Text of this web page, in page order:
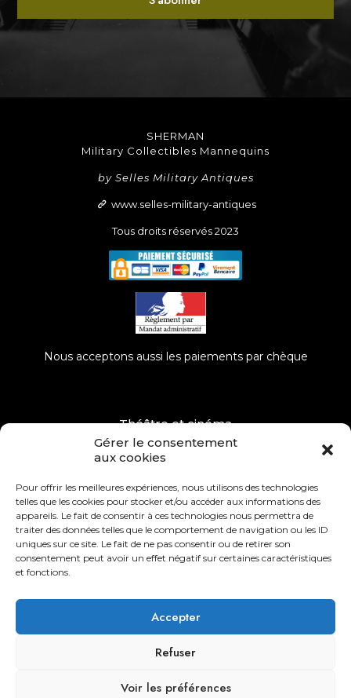
Gérer le consentement
aux cookies
Pour offrir les meilleures expériences, nous utilisons des technologies
telles que les cookies pour stocker et/ou accéder aux informations des
appareils. Le fait de consentir à ces technologies nous permettra de
traiter des données telles que le comportement de navigation ou les ID
uniques sur ce site. Le fait de ne pas consentir ou de retirer son
consentement peut avoir un effet négatif sur certaines caractéristiques
et fonctions.
Accepter
Refuser
Voir les préférences
SHERMAN
Military Collectibles Mannequins
by Selles Military Antiques
www.selles-military-antiques
Tous droits réservés 2023
Nous acceptons aussi les paiements par chèque
Théâtre et cinéma
Musées, Événements
Dépôt – Vente
Remerciements
Mentions légales
Coordonnées bancaires :
Selles Military Antiques
N° TVA :FR04408198372